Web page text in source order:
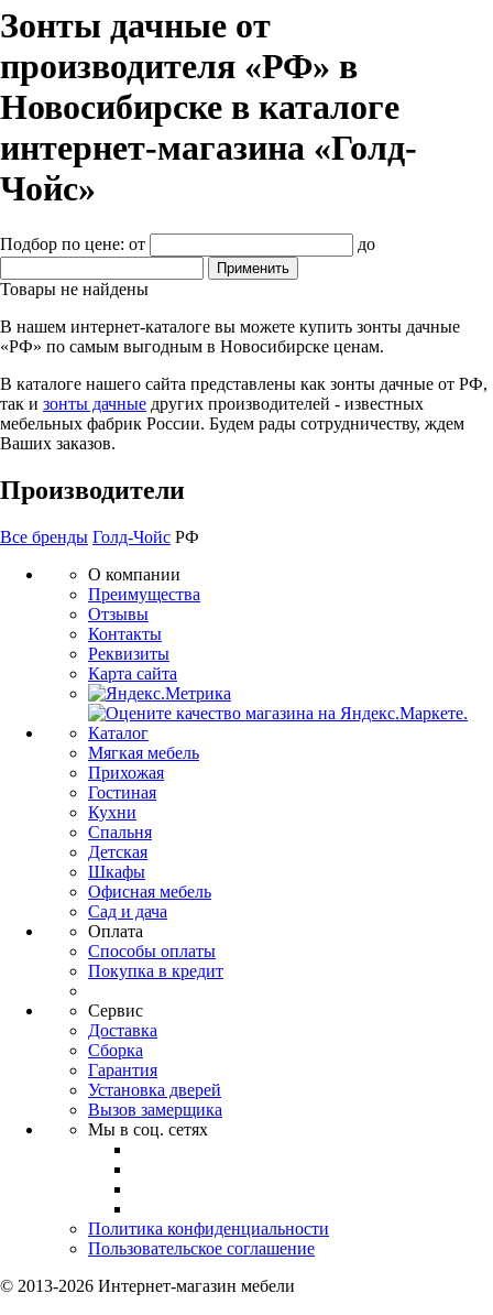
Зонты дачные от
производителя «РФ» в
Новосибирске в каталоге
интернет-магазина «Голд-
Чойс»
Подбор по цене: от до
Товары не найдены
В нашем интернет-каталоге вы можете купить зонты дачные
«РФ» по самым выгодным в Новосибирске ценам.
В каталоге нашего сайта представлены как зонты дачные от РФ,
так и зонты дачные других производителей - известных
мебельных фабрик России. Будем рады сотрудничеству, ждем
Ваших заказов.
Производители
Все бренды Голд-Чойс РФ
О компании
Преимущества
Отзывы
Контакты
Реквизиты
Карта сайта
Каталог
Мягкая мебель
Прихожая
Гостиная
Кухни
Спальня
Детская
Шкафы
Офисная мебель
Сад и дача
Оплата
Способы оплаты
Покупка в кредит
Сервис
Доставка
Сборка
Гарантия
Установка дверей
Вызов замерщика
Мы в соц. сетях
Политика конфиденциальности
Пользовательское соглашение
© 2013-2026 Интернет-магазин мебели